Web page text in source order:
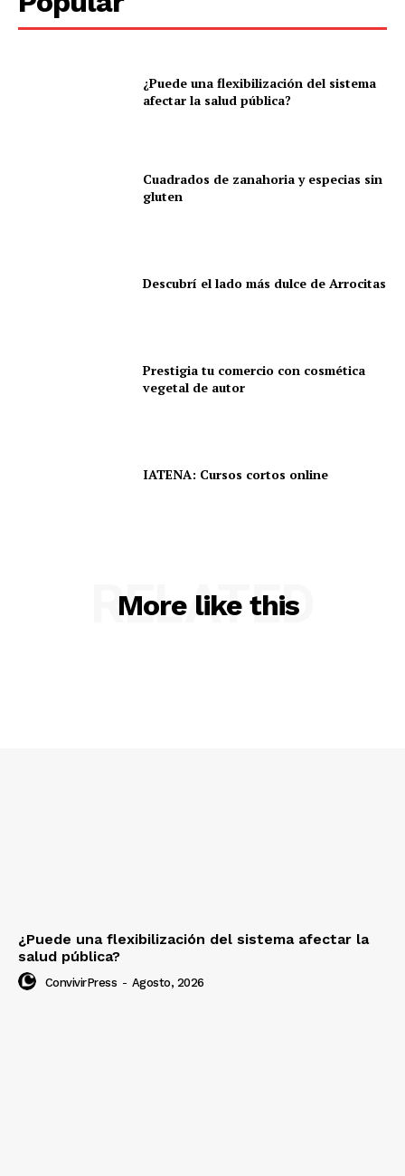
¿Puede una flexibilización del sistema
afectar la salud pública?
Cuadrados de zanahoria y especias sin
gluten
Descubrí el lado más dulce de Arrocitas
Prestigia tu comercio con cosmética
vegetal de autor
IATENA: Cursos cortos online
More like this
RELATED
¿Puede una flexibilización del sistema afectar la
salud pública?
ConvivirPress - Agosto, 2026